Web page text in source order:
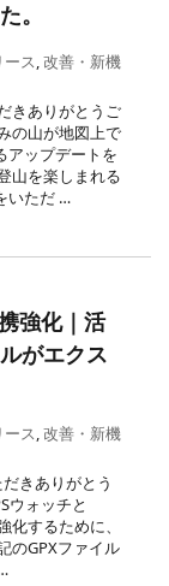
。
ース,改善・新機
きありがとうご
の山が地図上で
アップデートを
山を楽しまれる
いただ …
強化｜活
がエクス
ース,改善・新機
きありがとう
ウォッチと
化するために、
のGPXファイル